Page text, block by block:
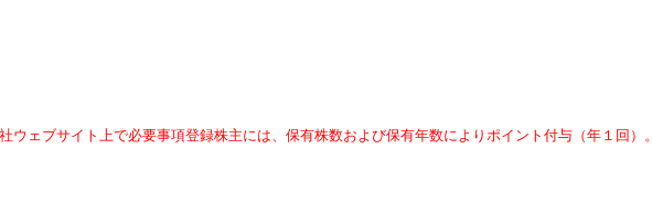
ウェブサイト上で必要事項登録株主には、保有株数および保有年数によりポイント付与（年１回）。